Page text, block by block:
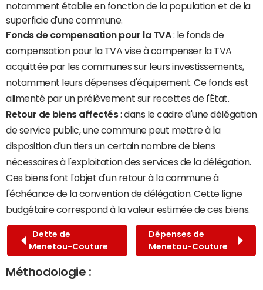
notamment établie en fonction de la population et de la
superficie d'une commune.
Fonds de compensation pour la TVA: le fonds de
compensation pour la TVA vise à compenser la TVA
acquittée par les communes sur leurs investissements,
notamment leurs dépenses d'équipement. Ce fonds est
alimenté par un prélèvement sur recettes de l'État.
Retour de biens affectés: dans le cadre d'une délégation
de service public, une commune peut mettre à la
disposition d'un tiers un certain nombre de biens
nécessaires à l'exploitation des services de la délégation.
Ces biens font l'objet d'un retour à la commune à
l'échéance de la convention de délégation. Cette ligne
budgétaire correspond à la valeur estimée de ces biens.
Dette de
Menetou-Couture
Dépenses de
Menetou-Couture
Méthodologie :